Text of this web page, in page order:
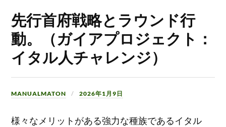
先行首府戦略とラウンド行
動。（ガイアプロジェクト：
イタル人チャレンジ）
MANUALMATON 2026年1月9日
様々なメリットがある強力な種族であるイタル